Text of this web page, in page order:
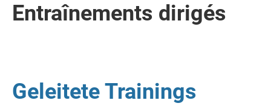
Entraînements dirigés
Geleitete Trainings